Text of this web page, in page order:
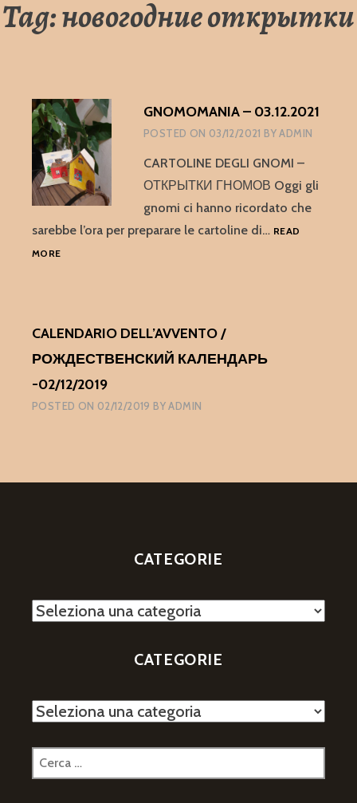
Tag:новогодние открытки
GNOMOMANIA – 03.12.2021
POSTED ON 03/12/2021 BYADMIN
CARTOLINE DEGLI GNOMI –
ОТКРЫТКИ ГНОМОВ Oggi gli
gnomi ci hanno ricordato che
sarebbe l’ora per preparare le cartoline di… READ
MOREGNOMOMANIA
CALENDARIO DELL’AVVENTO /
РОЖДЕСТВЕНСКИЙ КАЛЕНДАРЬ
-02/12/2019
POSTED ON 02/12/2019 BYADMIN
CATEGORIE
Categorie
CATEGORIE
Categorie
Ricerca
per: